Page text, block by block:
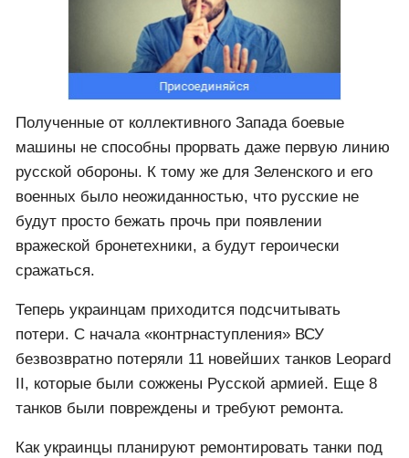
Полученные от коллективного Запада боевые
машины не способны прорвать даже первую линию
русской обороны. К тому же для Зеленского и его
военных было неожиданностью, что русские не
будут просто бежать прочь при появлении
вражеской бронетехники, а будут героически
сражаться.
Теперь украинцам приходится подсчитывать
потери. С начала «контрнаступления» ВСУ
безвозвратно потеряли 11 новейших танков Leopard
II, которые были сожжены Русской армией. Еще 8
танков были повреждены и требуют ремонта.
Как украинцы планируют ремонтировать танки под